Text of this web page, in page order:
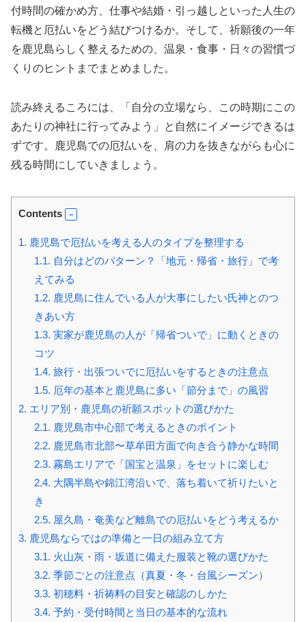
付時間の確かめ方、仕事や結婚・引っ越しといった人生の
転機と厄払いをどう結びつけるか。そして、祈願後の一年
を鹿児島らしく整えるための、温泉・食事・日々の習慣づ
くりのヒントまでまとめました。
読み終えるころには、「自分の立場なら、この時期にこの
あたりの神社に行ってみよう」と自然にイメージできるは
ずです。鹿児島での厄払いを、肩の力を抜きながらも心に
残る時間にしていきましょう。
Contents
1. 鹿児島で厄払いを考える人のタイプを整理する
1.1. 自分はどのパターン？「地元・帰省・旅行」で考
えてみる
1.2. 鹿児島に住んでいる人が大事にしたい氏神とのつ
きあい方
1.3. 実家が鹿児島の人が「帰省ついで」に動くときの
コツ
1.4. 旅行・出張ついでに厄払いをするときの注意点
1.5. 厄年の基本と鹿児島に多い「節分まで」の風習
2. エリア別・鹿児島の祈願スポットの選びかた
2.1. 鹿児島市中心部で考えるときのポイント
2.2. 鹿児島市北部〜草牟田方面で向き合う静かな時間
2.3. 霧島エリアで「国宝と温泉」をセットに楽しむ
2.4. 大隅半島や錦江湾沿いで、落ち着いて祈りたいと
き
2.5. 屋久島・奄美など離島での厄払いをどう考えるか
3. 鹿児島ならではの準備と一日の組み立て方
3.1. 火山灰・雨・坂道に備えた服装と靴の選びかた
3.2. 季節ごとの注意点（真夏・冬・台風シーズン）
3.3. 初穂料・祈祷料の目安と確認のしかた
3.4. 予約・受付時間と当日の基本的な流れ